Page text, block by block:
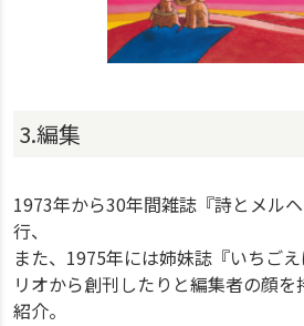
3.編集
1973年から30年間雑誌『詩とメル
行、
また、1975年には姉妹誌『いちご
リオから創刊したりと編集者の顔
紹介。